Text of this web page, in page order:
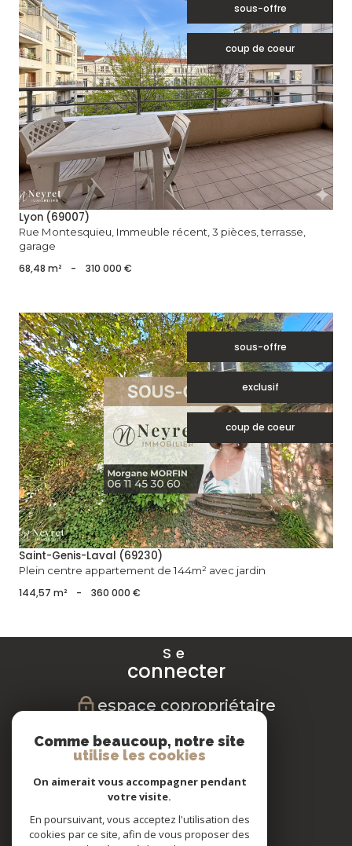
sous-offre
coup de coeur
voir le bien
Lyon (69007)
Rue Montesquieu, Immeuble récent, 3 pièces, terrasse,
garage
68,48 m² - 310 000 €
sous-offre
exclusif
coup de coeur
voir le bien
Saint-Genis-Laval (69230)
Plein centre appartement de 144m² avec jardin
144,57 m² - 360 000 €
Se
connecter
espace copropriétaire
Nous
suivre
Nous
Comme beaucoup, notre site
utilise les cookies
On aimerait vous accompagner pendant
votre visite.
En poursuivant, vous acceptez l'utilisation des
cookies par ce site, afin de vous proposer des